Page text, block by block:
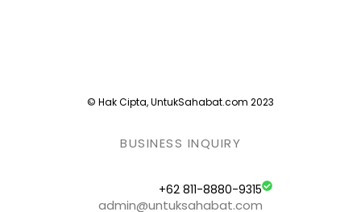
© Hak Cipta, UntukSahabat.com 2023
BUSINESS INQUIRY
+62 811-8880-9315
admin@untuksahabat.com